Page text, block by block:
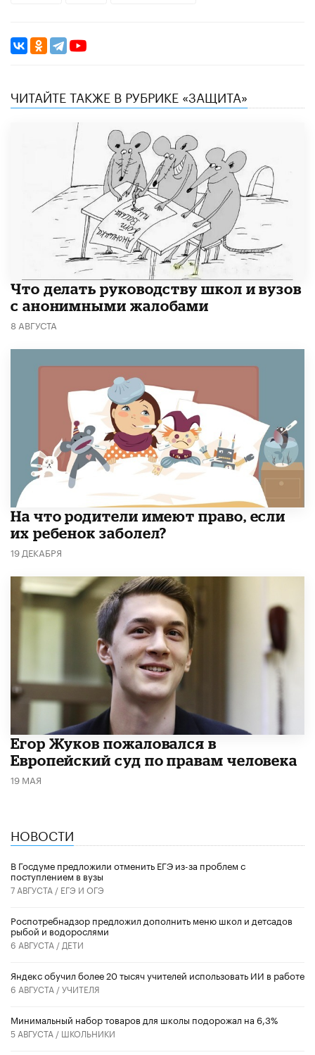
ЧИТАЙТЕ ТАКЖЕ В РУБРИКЕ «ЗАЩИТА»
Что делать руководству школ и вузов
с анонимными жалобами
8 АВГУСТА
На что родители имеют право, если
их ребенок заболел?
19 ДЕКАБРЯ
Егор Жуков пожаловался в
Европейский суд по правам человека
19 МАЯ
НОВОСТИ
В Госдуме предложили отменить ЕГЭ из-за проблем с
поступлением в вузы
7 АВГУСТА / ЕГЭ И ОГЭ
Роспотребнадзор предложил дополнить меню школ и детсадов
рыбой и водорослями
6 АВГУСТА / ДЕТИ
​Яндекс обучил более 20 тысяч учителей использовать ИИ в работе
6 АВГУСТА /УЧИТЕЛЯ
Минимальный набор товаров для школы подорожал на 6,3%
5 АВГУСТА / ШКОЛЬНИКИ